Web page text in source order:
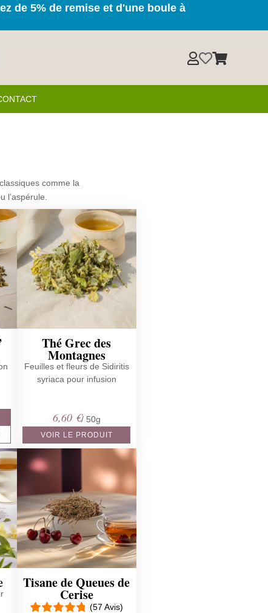
de 5% de remise et d'une boule à

comme la
l’aspérule.
Thé Grec des
Montagnes
Feuilles et fleurs de Sidiritis
syriaca pour infusion
6,60 €/ 50g
VOIR LE PRODUIT
Tisane de Queues de
Cerise
(57 Avis)